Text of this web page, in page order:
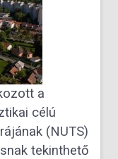
a
célú
(NUTS)
tekinthető